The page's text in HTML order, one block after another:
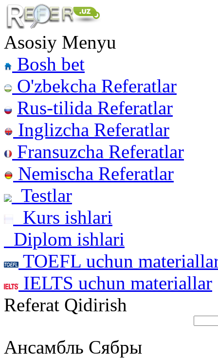
Asosiy Menyu
Bosh bet
O'zbekcha Referatlar
Rus-tilida Referatlar
Inglizcha Referatlar
Fransuzcha Referatlar
Nemischa Referatlar
Testlar
Kurs ishlari
Diplom ishlari
TOEFL uchun
IELTS uchun materiallar
Referat Qidirish
Ансамбль Сябры